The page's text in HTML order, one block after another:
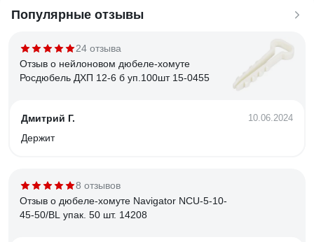
Популярные отзывы
24 отзыва
Отзыв о нейлоновом дюбеле-хомуте
Росдюбель ДХП 12-6 б уп.100шт 15-0455
Дмитрий Г. 10.06.2024
Держит
8 отзывов
Отзыв о дюбеле-хомуте Navigator NCU-5-10-
45-50/BL упак. 50 шт. 14208